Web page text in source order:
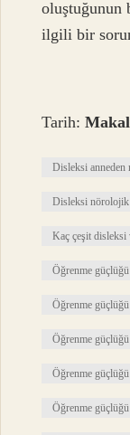
oluştuğunun
ilgili bir
Tarih:
Disleksi anneden
Disleksi
Kaç çeşit disleksi
Öğrenme
Öğrenme güçlüğü
Öğrenme
Öğrenme güçlüğü
Öğrenme güçlüğü